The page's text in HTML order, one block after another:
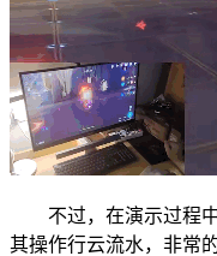
不过，在演示过程中
其操作行云流水，非常